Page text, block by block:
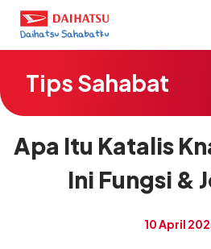
Tips Sahabat
Apa Itu Katalis
Ini Fungsi &
10 April